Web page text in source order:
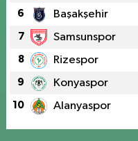
6 Başakşehir
7 Samsunspor
8 Rizespor
9 Konyaspor
10 Alanyaspor